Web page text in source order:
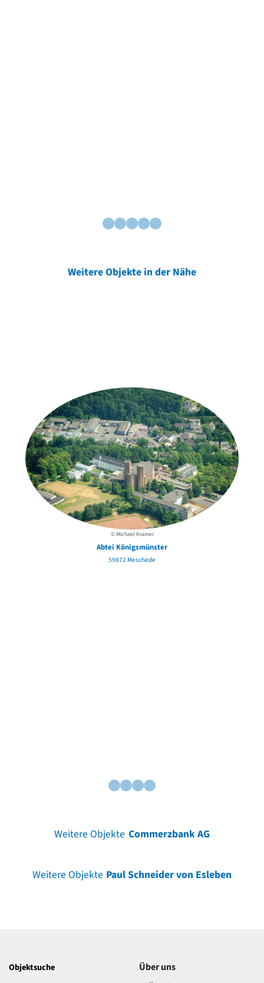
Weitere Objekte in der Nähe
© Michael Kramer
Abtei Königsmünster
59872 Meschede
Weitere Objekte Commerzbank AG
Weitere Objekte Paul Schneider von Esleben
Objektsuche
Über uns